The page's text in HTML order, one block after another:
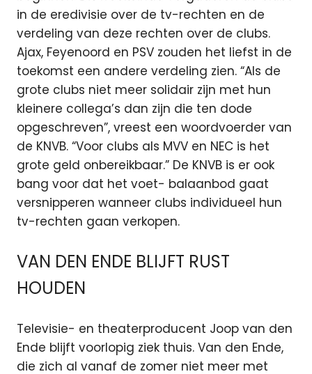
in de eredivisie over de tv-rechten en de
verdeling van deze rechten over de clubs.
Ajax, Feyenoord en PSV zouden het liefst in de
toekomst een andere verdeling zien. “Als de
grote clubs niet meer solidair zijn met hun
kleinere collega’s dan zijn die ten dode
opgeschreven”, vreest een woordvoerder van
de KNVB. “Voor clubs als MVV en NEC is het
grote geld onbereikbaar.” De KNVB is er ook
bang voor dat het voet- balaanbod gaat
versnipperen wanneer clubs individueel hun
tv-rechten gaan verkopen.
VAN DEN ENDE BLIJFT RUST
HOUDEN
Televisie- en theaterproducent Joop van den
Ende blijft voorlopig ziek thuis. Van den Ende,
die zich al vanaf de zomer niet meer met